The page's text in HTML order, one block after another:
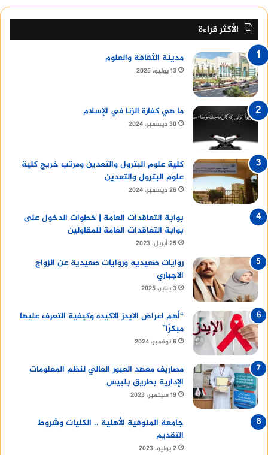
الأكثر قراءة
مدينة الثقافة والعلوم
13 يوليو، 2025
ما هي كفارة الزنا في الإسلام
30 ديسمبر، 2024
كلية علوم البترول والتعدين ومرتب خريج كلية
علوم البترول والتعدين
26 ديسمبر، 2024
بوابة التعاقدات العامة | خطوات الدخول على
بوابة التعاقدات العامة للمقاولين
25 أبريل، 2023
روايات صعيديه وروايات صعيدية عن الزواج
الاجباري
3 يناير، 2025
“أهم اعراض الايدز الاكيده وكيفية التعرف عليها
مبكرًا”
6 نوفمبر، 2024
مصاريف معهد العبور العالي لنظم المعلومات
الإدارية بطريق بلبيس
19 سبتمبر، 2023
جامعة المنوفية الأهلية .. الكليات وشروط
التقديم
2 يوليو، 2023